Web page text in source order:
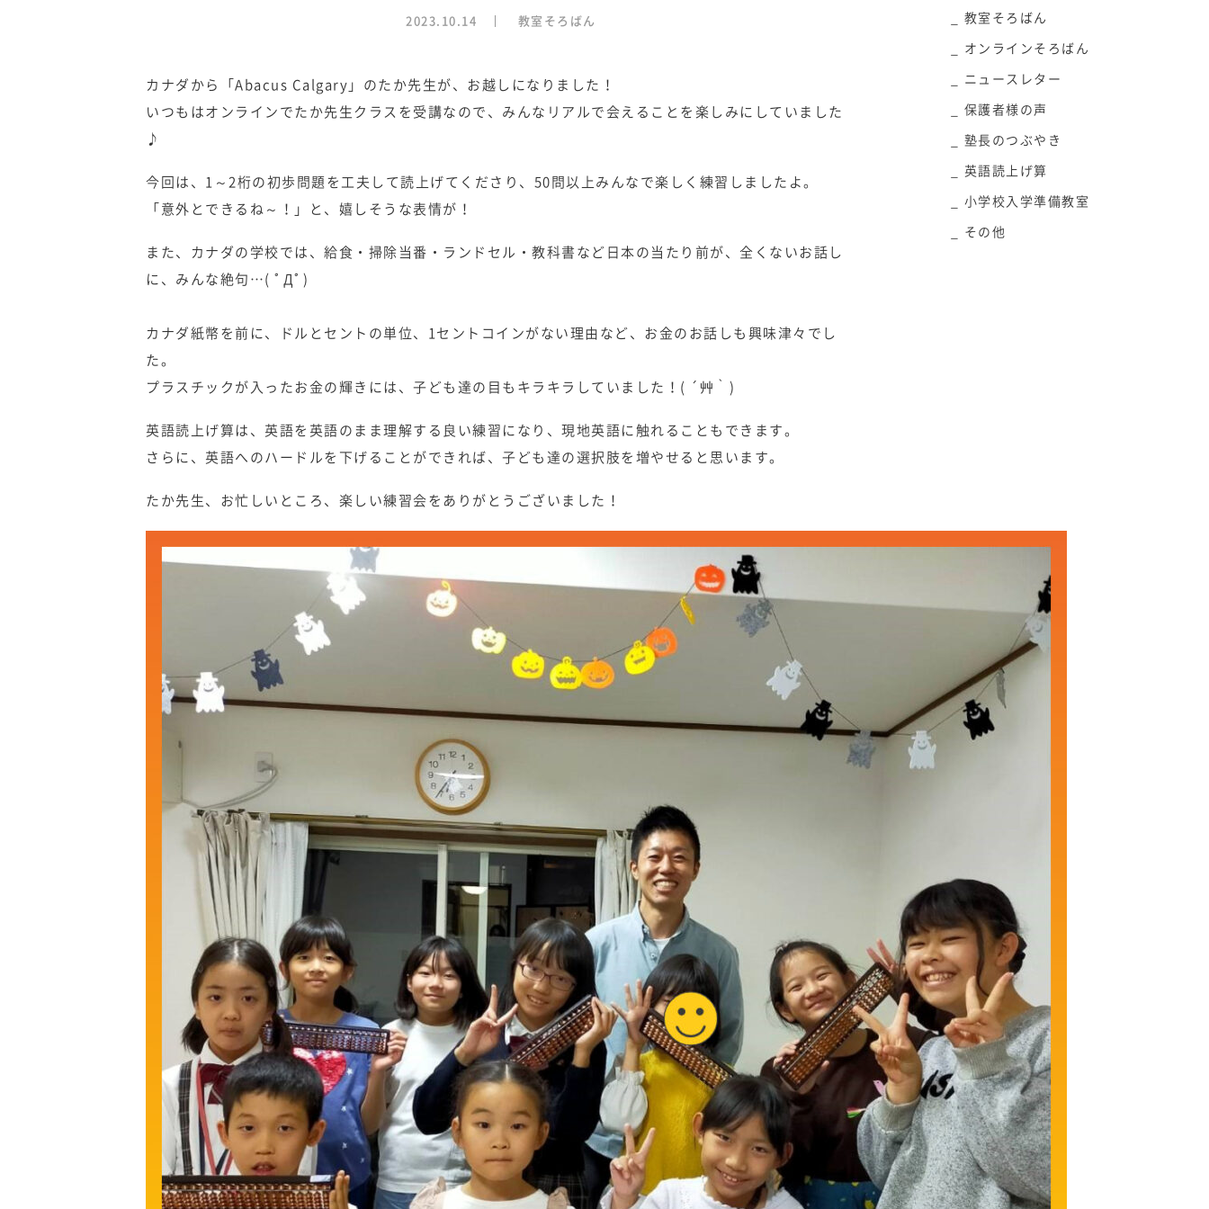
2023.10.14 教室そろばん
カナダから「Abacus Calgary」のたか先生が、お越しになりました！
いつもはオンラインでたか先生クラスを受講なので、みんなリアルで会えることを楽しみにしていました
♪
今回は、1～2桁の初歩問題を工夫して読上げてくださり、50問以上みんなで楽しく練習しましたよ。
「意外とできるね～！」と、嬉しそうな表情が！
また、カナダの学校では、給食・掃除当番・ランドセル・教科書など日本の当たり前が、全くないお話し
に、みんな絶句…( ﾟДﾟ)
カナダ紙幣を前に、ドルとセントの単位、1セントコインがない理由など、お金のお話しも興味津々でし
た。
プラスチックが入ったお金の輝きには、子ども達の目もキラキラしていました！( ´艸｀)
英語読上げ算は、英語を英語のまま理解する良い練習になり、現地英語に触れることもできます。
さらに、英語へのハードルを下げることができれば、子ども達の選択肢を増やせると思います。
たか先生、お忙しいところ、楽しい練習会をありがとうございました！
教室そろばん
オンラインそろばん
ニュースレター
保護者様の声
塾長のつぶやき
英語読上げ算
小学校入学準備教室
その他